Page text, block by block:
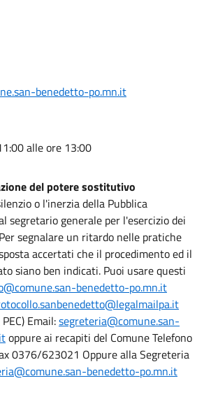
benedetto-po.mn.it
alle ore 13:00
del potere sostitutivo
o l'inerzia della Pubblica
segretario generale per l'esercizio dei
segnalare un ritardo nelle pratiche
accertati che il procedimento ed il
siano ben indicati. Puoi usare questi
benedetto-po.mn.it
Email:segreteria@comune.san-
oppure ai recapiti del Comune Telefono
0376/623021 Oppure alla Segreteria
benedetto-po.mn.it